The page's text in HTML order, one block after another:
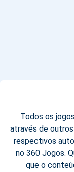
Todos os
através de
respectivos
no 360 Jogos.
que o